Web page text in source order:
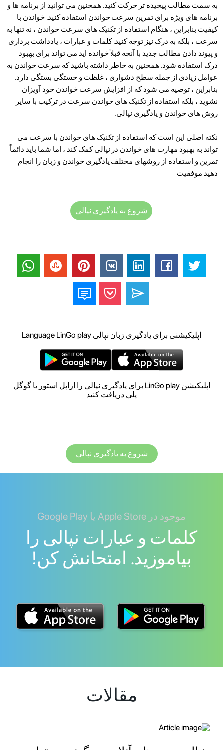
به سمت مطالب پیچیده تر حرکت کنید. همچنین می توانید از برنامه ها و
برنامه های ویژه برای تمرین سرعت خواندن استفاده کنید. خواندن با
کیفیت بنابراین ، هنگام استفاده از تکنیک های سرعت خواندن ، نه تنها به
سرعت ، بلکه به درک نیز توجه کنید. کلمات و عبارات ، یادداشت برداری
و پیوند دادن مطالب جدید با آنچه قبلاً خوانده اید می تواند برای بهبود
درک استفاده شود. همچنین به خاطر داشته باشید که سرعت خواندن به
عوامل زیادی از جمله سطح دشواری ، غلظت و خستگی بستگی دارد.
بنابراین ، توصیه می شود که از افزایش سرعت خواندن خود آویزان
نشوید ، بلکه استفاده از تکنیک های خواندن سرعت در ترکیب با سایر
روش های خواندن و یادگیری نپالی.
نکته اصلی این است که استفاده از تکنیک های خواندن با سرعت می
تواند به بهبود مهارت های خواندن در نپالی کمک کند ، اما شما باید دائماً
تمرین و استفاده از روشهای مختلف یادگیری خواندن و زبان را انجام
دهید موفقیت
شروع به یادگیری نپالی
اپلیکیشنی برای یادگیری زبان نپالی Language LinGo play
اپلیکیشن LinGo play برای یادگیری نپالی را ازاپل استور یا گوگل
پلی دریافت کنید
شروع به یادگیری نپالی
موجود در Apple Store یا Google Play
کلمات و عبارات نپالی را
بیاموزید. امتحانش کن!
مقالات